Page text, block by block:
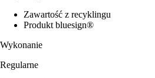
Zawartość z recyklingu
Produkt bluesign®
Wykonanie
Regularne